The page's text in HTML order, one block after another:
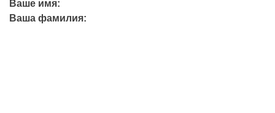
Ваше имя:
Ваша фамилия: